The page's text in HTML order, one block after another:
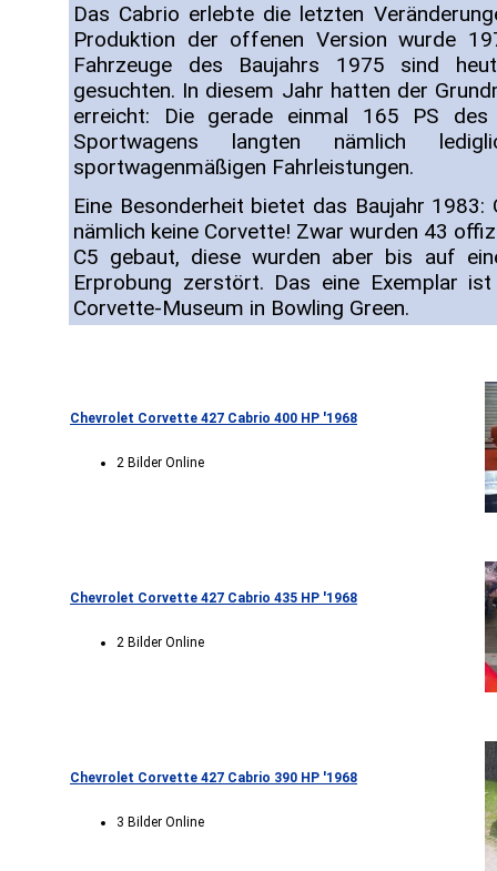
Das Cabrio erlebte die letzten
Produktion der offenen Version wurde
Fahrzeuge des Baujahrs 1975 sind
gesuchten. In diesem Jahr hatten der
erreicht: Die gerade einmal 165 PS
Sportwagens langten nämlich
sportwagenmäßigen Fahrleistungen.
Eine Besonderheit bietet das Baujahr
nämlich keine Corvette! Zwar wurden 43
C5 gebaut, diese wurden aber bis auf
Erprobung zerstört. Das eine Exemplar
Corvette-Museum in Bowling Green.
Chevrolet Corvette 427 Cabrio 400 HP '1968
2 Bilder Online
Chevrolet Corvette 427 Cabrio 435 HP '1968
2 Bilder Online
Chevrolet Corvette 427 Cabrio 390 HP '1968
3 Bilder Online